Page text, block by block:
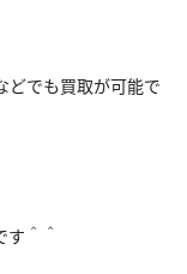
どでも買取が可能で
＾＾